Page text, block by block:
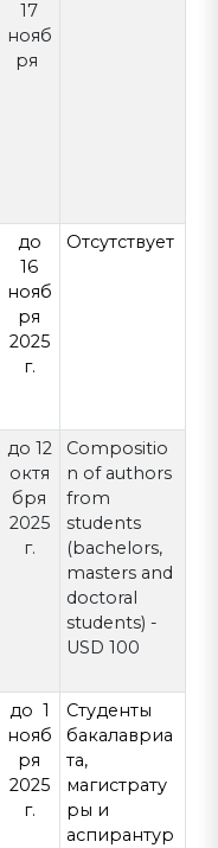
17
нояб
ря
до
16
нояб
ря
2025
г.
Отсутствует
до 12
октя
бря
2025
г.
Compositio
n of authors
from
students
(bachelors,
masters and
doctoral
students) -
USD 100
до 1
нояб
ря
2025
г.
Студенты
бакалавриа
та,
магистрату
ры и
аспирантур